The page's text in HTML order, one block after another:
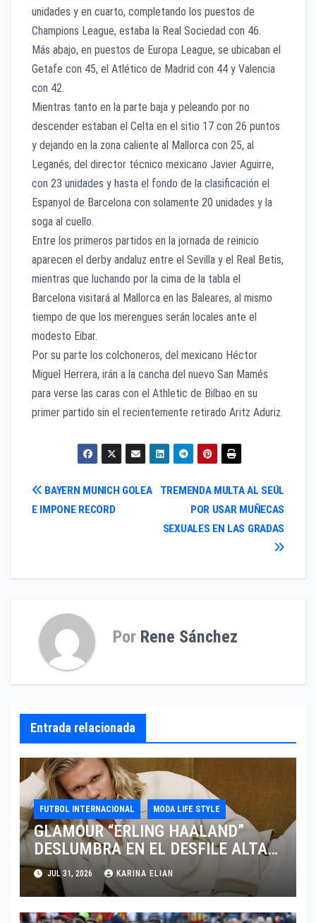
unidades y en cuarto, completando los puestos de
Champions League, estaba la Real Sociedad con 46.
Más abajo, en puestos de Europa League, se ubicaban el
Getafe con 45, el Atlético de Madrid con 44 y Valencia
con 42.
Mientras tanto en la parte baja y peleando por no
descender estaban el Celta en el sitio 17 con 26 puntos
y dejando en la zona caliente al Mallorca con 25, al
Leganés, del director técnico mexicano Javier Aguirre,
con 23 unidades y hasta el fondo de la clasificación el
Espanyol de Barcelona con solamente 20 unidades y la
soga al cuello.
Entre los primeros partidos en la jornada de reinicio
aparecen el derby andaluz entre el Sevilla y el Real Betis,
mientras que luchando por la cima de la tabla el
Barcelona visitará al Mallorca en las Baleares, al mismo
tiempo de que los merengues serán locales ante el
modesto Eibar.
Por su parte los colchoneros, del mexicano Héctor
Miguel Herrera, irán a la cancha del nuevo San Mamés
para verse las caras con el Athletic de Bilbao en su
primer partido sin el recientemente retirado Aritz Aduriz.
Navegación
TREMENDA MULTA AL SEÚL
POR USAR MUÑECAS
SEXUALES EN LAS GRADAS
BAYERN MUNICH GOLEA
E IMPONE RECORD
Por Rene Sánchez
Entrada relacionada
FUTBOL INTERNACIONAL MODA LIFE STYLE
GLAMOUR “ERLING HAALAND”
DESLUMBRA EN EL DESFILE ALTA
SARTORIA DE DOLCE & GABBANA
TRAS EL MUNDIAL 2026
JUL 31, 2026 KARINA ELIAN